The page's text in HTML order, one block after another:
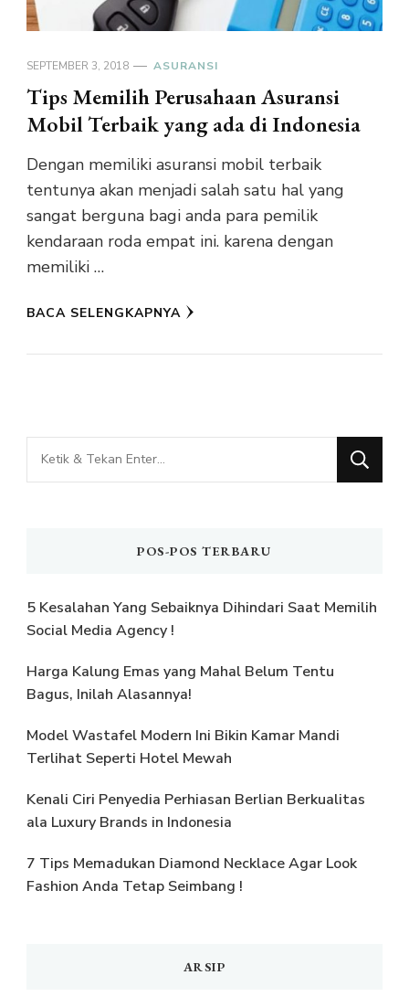
SEPTEMBER 3, 2018 ASURANSI
Tips Memilih Perusahaan Asuransi
Mobil Terbaik yang ada di Indonesia
Dengan memiliki asuransi mobil terbaik
tentunya akan menjadi salah satu hal yang
sangat berguna bagi anda para pemilik
kendaraan roda empat ini. karena dengan
memiliki …
BACA SELENGKAPNYA
Mencari
Sesuatu?
POS-POS TERBARU
5 Kesalahan Yang Sebaiknya Dihindari Saat Memilih
Social Media Agency !
Harga Kalung Emas yang Mahal Belum Tentu
Bagus, Inilah Alasannya!
Model Wastafel Modern Ini Bikin Kamar Mandi
Terlihat Seperti Hotel Mewah
Kenali Ciri Penyedia Perhiasan Berlian Berkualitas
ala Luxury Brands in Indonesia
7 Tips Memadukan Diamond Necklace Agar Look
Fashion Anda Tetap Seimbang !
ARSIP